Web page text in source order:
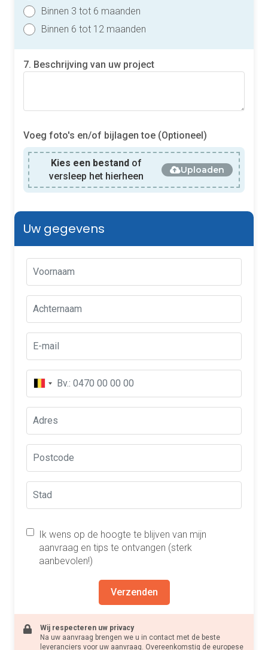
Binnen 3 tot 6 maanden
Binnen 6 tot 12 maanden
7. Beschrijving van uw project
Voeg foto's en/of bijlagen toe (Optioneel)
Kies een bestand of
versleep het hierheen
Uploaden
Uw gegevens
Ik wens op de hoogte te blijven van mijn
aanvraag en tips te ontvangen (sterk
aanbevolen!)
Verzenden
Wij respecteren uw privacy
Na uw aanvraag brengen we u in contact met de beste
leveranciers voor uw aanvraag. Overeenkomstig de europese